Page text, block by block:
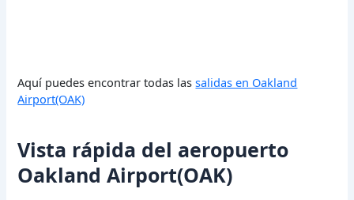
Aquí puedes encontrar todas lassalidas en Oakland
Airport(OAK)
Vista rápida del aeropuerto
Oakland Airport(OAK)